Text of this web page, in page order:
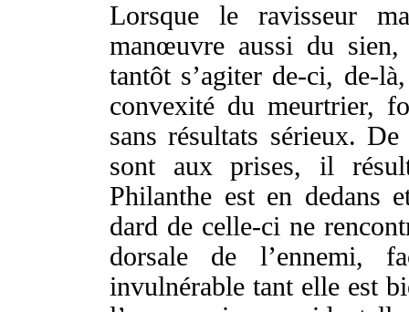
Lorsque le ravisseur
manœuvre aussi du sien,
tantôts’agiter de-ci, de-là
convexité du meurtrier,
sansrésultats sérieux.
sont auxprises, il
Philanthe est en dedans
dard de celle-cine
dorsale de l’ennemi,
invulnérable tant elle est